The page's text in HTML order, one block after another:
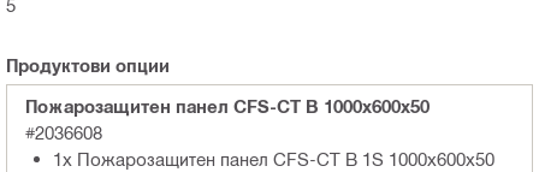
5
Продуктови опции
Пожарозащитен панел CFS-CT B 1000x600x50
#2036608
1x Пожарозащитен панел CFS-CT B 1S 1000x600x50